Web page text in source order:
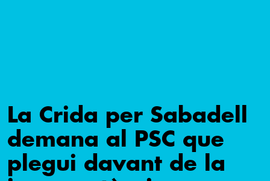
La Crida per Sabadell
demana al PSC que
plegui davant de la